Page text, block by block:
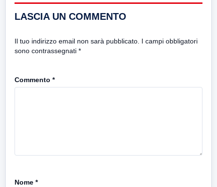
LASCIA UN COMMENTO
Il tuo indirizzo email non sarà pubblicato. I campi obbligatori
sono contrassegnati *
Commento *
Nome *